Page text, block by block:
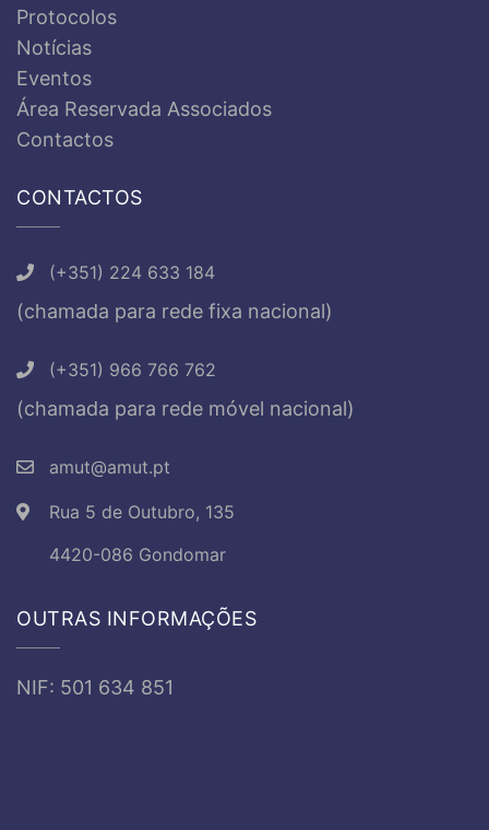
Protocolos
Notícias
Eventos
Área Reservada Associados
Contactos
CONTACTOS
(+351) 224 633 184
(chamada para rede fixa nacional)
(+351) 966 766 762
(chamada para rede móvel nacional)
amut@amut.pt
Rua 5 de Outubro, 135
4420-086 Gondomar
OUTRAS INFORMAÇÕES
NIF: 501 634 851